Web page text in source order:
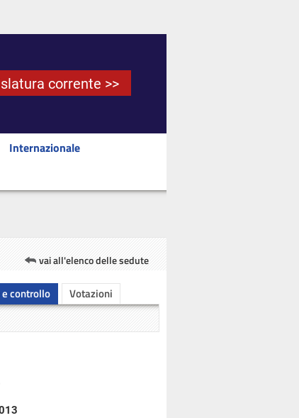
corrente >>
Internazionale
vai all'elenco delle sedute
controllo Votazioni